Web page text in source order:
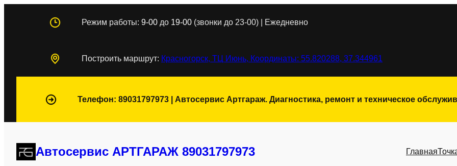
Режим работы: 9-00 до 19-00 (звонки до 23-00) | Ежедневно
Построить маршрут: Красногорск, ТЦ Июнь, Координаты: 55.820288, 37.344961
Телефон: 89031797973 | Автосервис Артгараж. Диагностика, ремонт и техническое
Автосервис АРТГАРАЖ 89031797973 Главная